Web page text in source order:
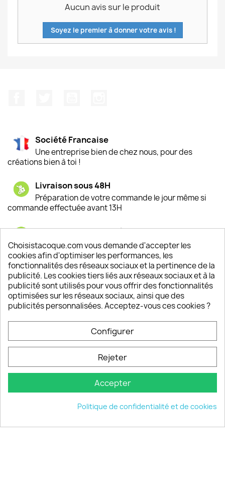
Aucun avis sur le produit
Soyez le premier à donner votre avis !
Société Francaise
Une entreprise bien de chez nous, pour des
créations bien à toi !
Livraison sous 48H
Préparation de votre commande le jour même si
commande effectuée avant 13H
Satisfaction de nos clients
Depuis 2009, entre 92% et 94% de nos clients
sont satisfaits de nos produits
Un SAV à votre écoute
Notre SAV est disponible 6/7J de 10h à 18H
keyboard_arrow_down
© 2026 - choisistacoque.com
Choisistacoque.com vous demande d'accepter les
cookies afin d'optimiser les performances, les
fonctionnalités des réseaux sociaux et la pertinence de la
publicité. Les cookies tiers liés aux réseaux sociaux et à la
publicité sont utilisés pour vous offrir des fonctionnalités
optimisées sur les réseaux sociaux, ainsi que des
publicités personnalisées. Acceptez-vous ces cookies ?
Configurer
Rejeter
Accepter
Politique de confidentialité et de cookies